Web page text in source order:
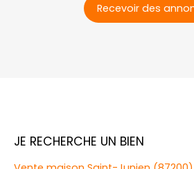
Recevoir des
JE RECHERCHE UN BIEN